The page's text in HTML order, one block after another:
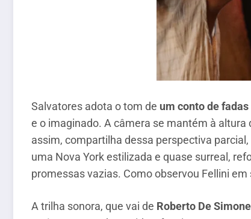
Salvatores adota o tom de um conto de
e o imaginado. A câmera se mantém à
assim, compartilha dessa perspectiva
uma Nova York estilizada e quase surreal,
promessas vazias. Como observou Fellini
A trilha sonora, que vai de Roberto De Simone